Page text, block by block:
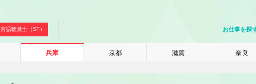
言語聴覚士（ST） お仕事を探
兵庫 京都 滋賀 奈良